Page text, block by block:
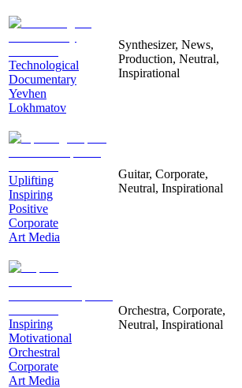
Technological
Documentary
Yevhen
Lokhmatov
Synthesizer, News,
Production, Neutral,
Inspirational
Uplifting
Inspiring
Positive
Corporate
Art Media
Guitar, Corporate,
Neutral, Inspirational
Inspiring
Motivational
Orchestral
Corporate
Art Media
Orchestra, Corporate,
Neutral, Inspirational